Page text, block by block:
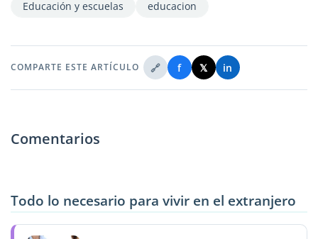
Educación y escuelas educacion
COMPARTE ESTE ARTÍCULO 🔗 f 𝕏 in
Comentarios
Todo lo necesario para vivir en el extranjero